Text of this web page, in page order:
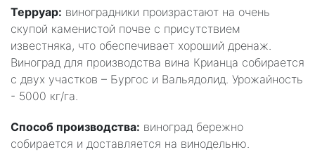
Терруар: виноградники произрастают на очень
скупой каменистой почве с присутствием
известняка, что обеспечивает хороший дренаж.
Виноград для производства вина Крианца собирается
с двух участков – Бургос и Вальядолид. Урожайность
- 5000 кг/га.
Способ производства: виноград бережно
собирается и доставляется на винодельню.